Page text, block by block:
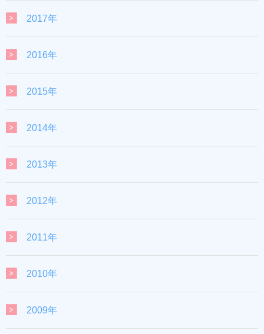
2017年
2016年
2015年
2014年
2013年
2012年
2011年
2010年
2009年